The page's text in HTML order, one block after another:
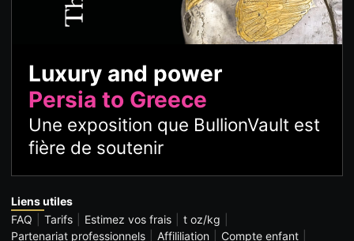
Luxury and power
Persia to Greece
Une exposition que BullionVault est
fière de soutenir
Liens utiles
FAQ
Tarifs Estimez vos frais
t oz/kg
Partenariat professionnels
Affililiation
Compte enfant